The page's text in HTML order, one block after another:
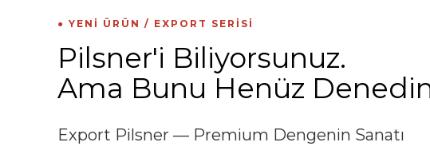
● YENI ÜRÜN / EXPORT SERISI
Pilsner'i Biliyorsunuz.
Ama Bunu Henüz
Export Pilsner — Premium Dengenin Sanatı